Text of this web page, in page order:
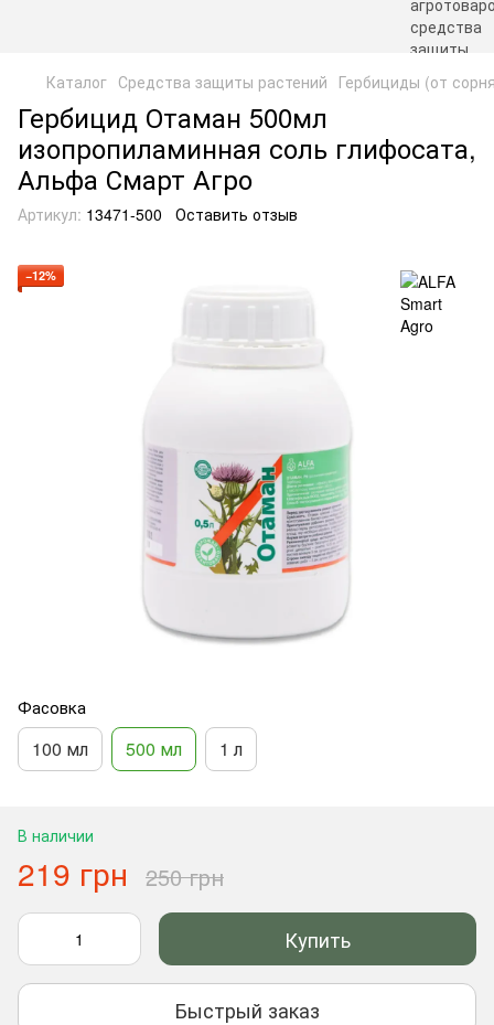
Каталог Средства защиты растений Гербициды (от
Гербицид Отаман 500мл
изопропиламинная соль глифосата,
Альфа Смарт Агро
Артикул: 13471-500 Оставить отзыв
−12%
Фасовка
100 мл 500 мл 1 л
В наличии
219 грн 250 грн
Купить
Быстрый заказ